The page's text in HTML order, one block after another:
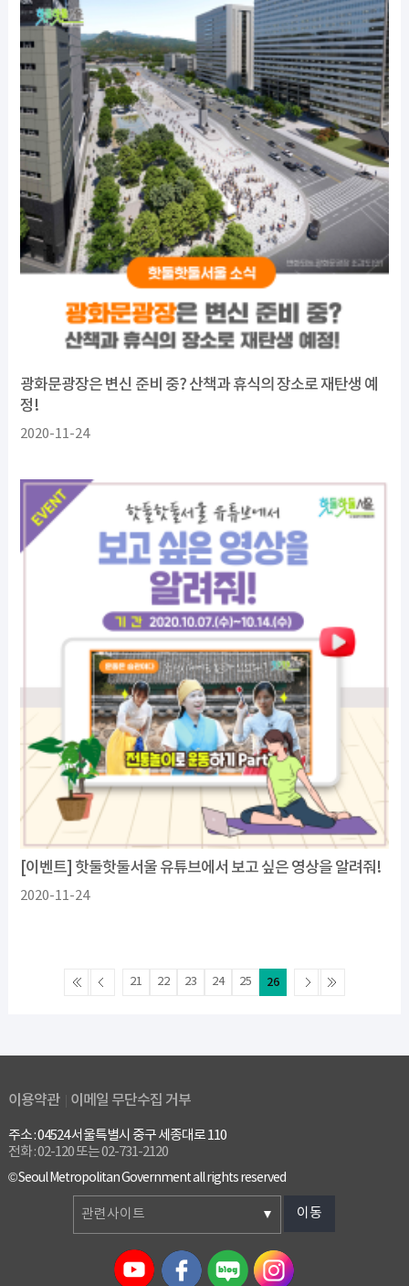
광화문광장은 변신 준비 중? 산책과 휴식의 장소로 재탄생 예
정!
2020-11-24
[이벤트] 핫둘핫둘서울 유튜브에서 보고 싶은 영상을 알려줘!
2020-11-24
21 22 23 24 25 26
이용약관 이메일 무단수집 거부
주소 : 04524 서울특별시 중구 세종대로 110
전화 : 02-120 또는 02-731-2120
© Seoul Metropolitan Government all rights reserved
관련사이트 이동